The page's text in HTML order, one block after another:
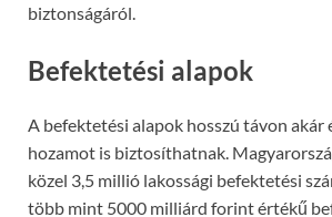
biztonságáról.
Befektetési alapok
A befektetési alapok hosszú távon akár
hozamot is biztosíthatnak.
közel 3,5 millió lakossági befektetési
több mint 5000 milliárd forint értékű